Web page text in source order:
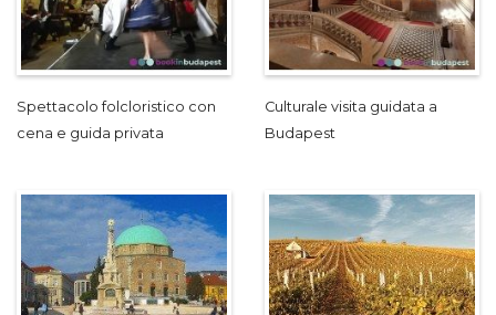
Spettacolo folcloristico con
cena e guida privata
Culturale visita guidata a
Budapest